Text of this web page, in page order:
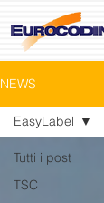
NEWS
Tutti i post
TSC
EasyLabel